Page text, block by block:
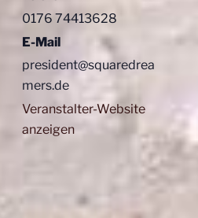
0176 74413628
E-Mail
president@squaredrea
mers.de
Veranstalter-Website
anzeigen